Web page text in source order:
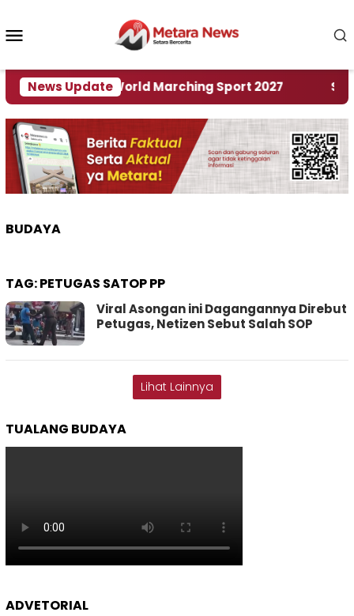
konten
News Update
Rumah World Marching Sport 2027 ‎Soal
BUDAYA
TAG:PETUGAS SATOP PP
Viral Asongan ini Dagangannya Direbut
Petugas, Netizen Sebut Salah SOP
Lihat Lainnya
TUALANG BUDAYA
ADVETORIAL